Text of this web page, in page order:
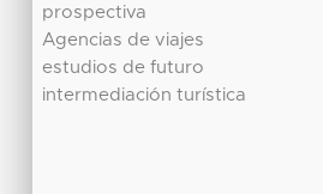
prospectiva
Agencias de viajes
estudios de futuro
intermediación turística